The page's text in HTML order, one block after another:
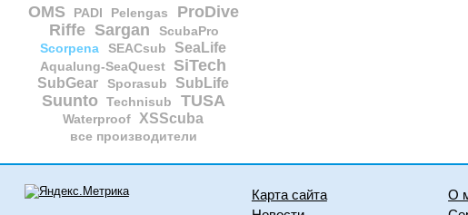
OMS PADI Pelengas
ProDive
Riffe Sargan
ScubaPro
Scorpena
SEACsub SeaLife
Aqualung-SeaQuest SiTech
SubGear Sporasub SubLife
Suunto Technisub TUSA
Waterproof XSScuba
все производители
Карта сайта О